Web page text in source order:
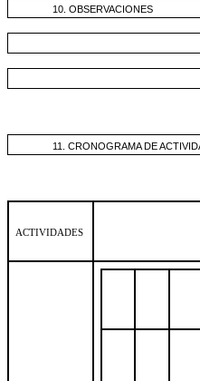
10. OBSERVACIONES
11. CRONOGRAMA DE
ACTIVIDADES